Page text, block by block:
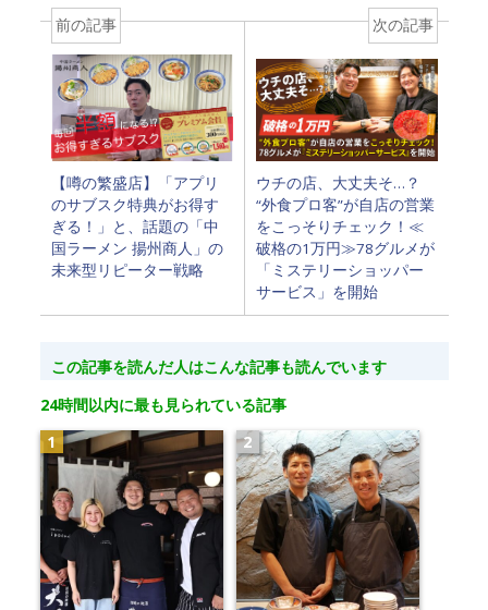
前の記事
【噂の繁盛店】「アプリ
のサブスク特典がお得す
ぎる！」と、話題の「中
国ラーメン 揚州商人」の
未来型リピーター戦略
次の記事
ウチの店、大丈夫そ…？
“外食プロ客”が自店の営業
をこっそりチェック！≪
破格の1万円≫78グルメが
「ミステリーショッパー
サービス」を開始
この記事を読んだ人はこんな記事も読んでいます
24時間以内に最も見られている記事